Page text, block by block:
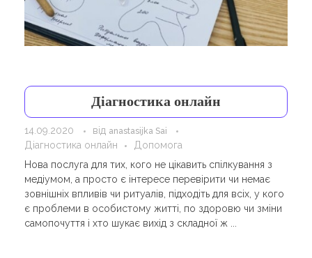
Сеанси
Астрологія
Очищення житла
Бізнес допомога
Кодекс
Ангельське цілительство
КОРИСНЕ
Сакральні тури
Діагностика онлайн
14.09.2020 від anastasijka Sai
Діагностика онлайн
Допомога
Нова послуга для тих, кого не цікавить спілкування з
медіумом, а просто є інтересе перевірити чи немає
зовнішніх впливів чи ритуалів, підходіть для всіх, у кого
є проблеми в особистому житті, по здоровю чи зміни
самопочуття і хто шукає вихід з складної ж ...